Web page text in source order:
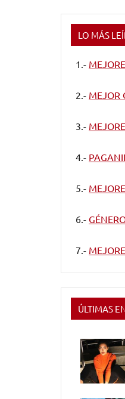
LO MÁS
1.-
2.- MEJOR
3.-
4.-
5.-
6.-
7.-
ÚLTIMAS